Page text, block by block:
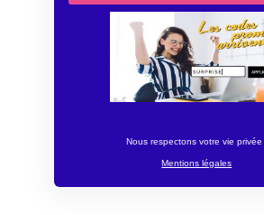
Nous respectons votre vie privée
Mentions légales